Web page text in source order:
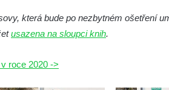
která bude po nezbytném ošetření
usazena na sloupci knih.
roce 2020 ->